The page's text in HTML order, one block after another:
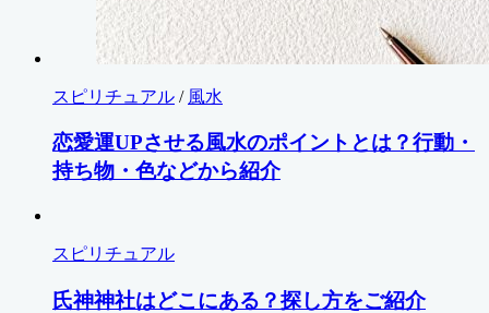
スピリチュアル / 風水
恋愛運UPさせる風水のポイントとは？行動・
持ち物・色などから紹介
スピリチュアル
氏神神社はどこにある？探し方をご紹介